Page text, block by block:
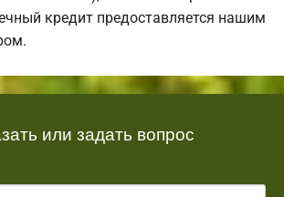
кредит предоставляется нашим
или задать вопрос